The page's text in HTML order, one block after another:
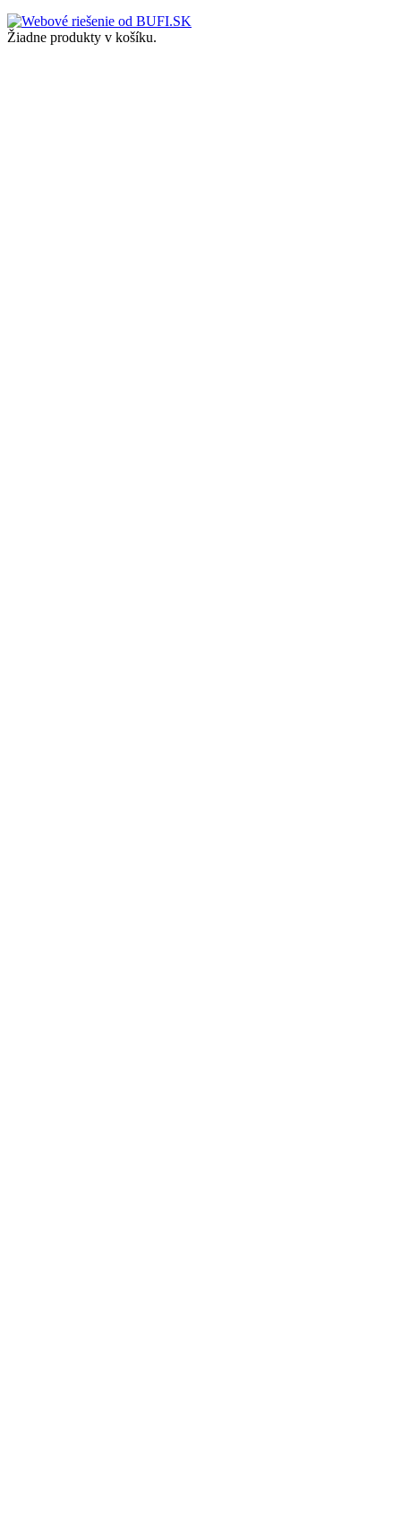
Žiadne produkty v košíku.